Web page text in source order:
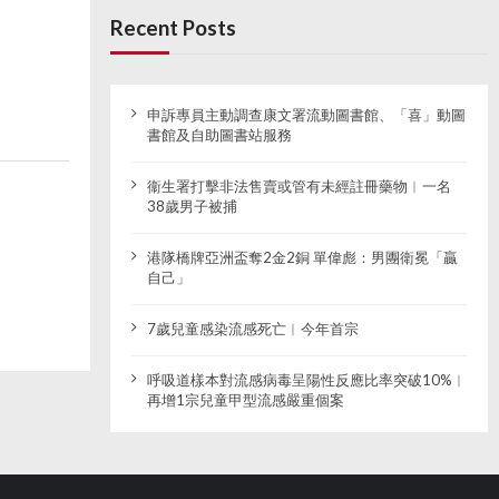
Recent Posts
申訴專員主動調查康文署流動圖書館、「喜」動圖
書館及自助圖書站服務
衞生署打擊非法售賣或管有未經註冊藥物︱一名
38歲男子被捕
港隊橋牌亞洲盃奪2金2銅 單偉彪：男團衛冕「贏
自己」
7歲兒童感染流感死亡︱今年首宗
呼吸道樣本對流感病毒呈陽性反應比率突破10%︱
再增1宗兒童甲型流感嚴重個案